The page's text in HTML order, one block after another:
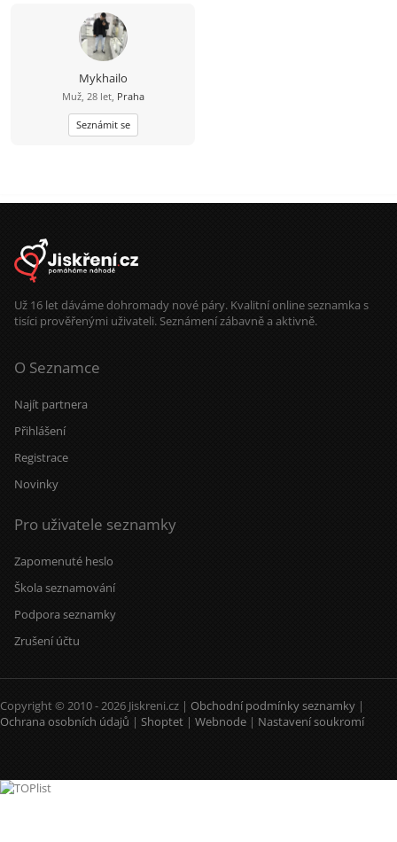
Mykhailo
Muž, 28 let, Praha
Seznámit se
Už 16 let dáváme dohromady nové páry. Kvalitní online seznamka s
tisíci prověřenými uživateli. Seznámení zábavně a aktivně.
O Seznamce
Najít partnera
Přihlášení
Registrace
Novinky
Pro uživatele seznamky
Zapomenuté heslo
Škola seznamování
Podpora seznamky
Zrušení účtu
Copyright © 2010 - 2026 Jiskreni.cz | Obchodní podmínky seznamky |
Ochrana osobních údajů | Shoptet | Webnode | Nastavení soukromí